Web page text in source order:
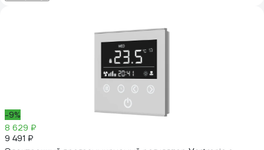
-9%
8 629 ₽
9 491 ₽